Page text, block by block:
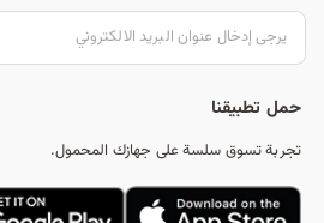
حمل تطبيقنا
تجربة تسوق سلسة على جهازك المحمول.